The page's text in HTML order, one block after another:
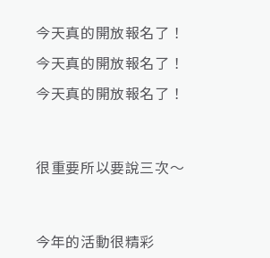
今天真的開放報名了！
今天真的開放報名了！
今天真的開放報名了！
很重要所以要說三次～
今年的活動很精彩